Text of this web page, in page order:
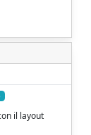
il layout